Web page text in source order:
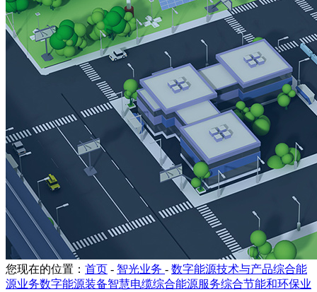
您现在的位置： 首页 - 智光业务 - 数字能源技术与产品综合能
源业务数字能源装备智慧电缆综合能源服务综合节能和环保业